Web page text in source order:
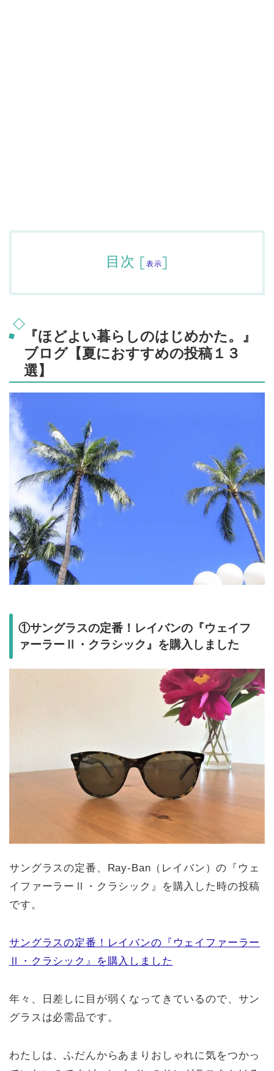
目次 [表示]
『ほどよい暮らしのはじめかた。』
ブログ【夏におすすめの投稿１３
選】
①サングラスの定番！レイバンの『ウェイフ
ァーラーⅡ・クラシック』を購入しました
サングラスの定番、Ray-Ban（レイバン）の『ウェ
イファーラーⅡ・クラシック』を購入した時の投稿
です。
サングラスの定番！レイバンの『ウェイファーラー
Ⅱ・クラシック』を購入しました
年々、日差しに目が弱くなってきているので、サン
グラスは必需品です。
わたしは、ふだんからあまりおしゃれに気をつかっ